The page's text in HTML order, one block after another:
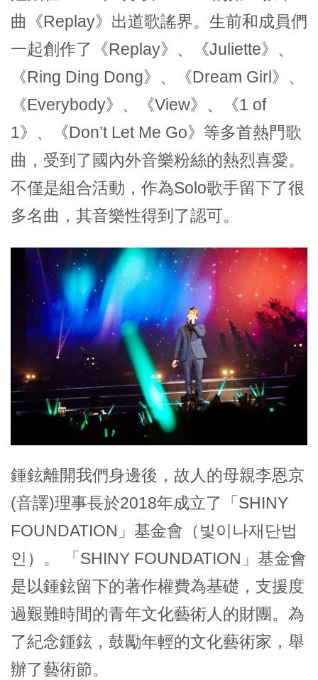
曲《Replay》出道歌謠界。生前和成員們
一起創作了《Replay》、《Juliette》、
《Ring Ding Dong》、《Dream Girl》、
《Everybody》、《View》、《1 of
1》、《Don’t Let Me Go》等多首熱門歌
曲，受到了國內外音樂粉絲的熱烈喜愛。
不僅是組合活動，作為Solo歌手留下了很
多名曲，其音樂性得到了認可。
鍾鉉離開我們身邊後，故人的母親李恩京
(音譯)理事長於2018年成立了「SHINY
FOUNDATION」基金會（빛이나재단법
인）。 「SHINY FOUNDATION」基金會
是以鍾鉉留下的著作權費為基礎，支援度
過艱難時間的青年文化藝術人的財團。為
了紀念鍾鉉，鼓勵年輕的文化藝術家，舉
辦了藝術節。